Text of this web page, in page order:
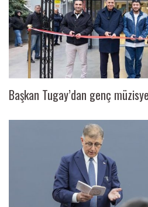
Başkan Tugay’dan genç